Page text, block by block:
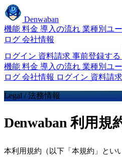
Denwaban
機能 料金 導入の流れ 業種別ユ
ログ 会社情報
ログイン 資料請求 事前登録する
機能 料金 導入の流れ 業種別ユ
ログ 会社情報 ログイン 資料請求
Legal / 法務情報
Denwaban 利用規
本利用規約（以下「本規約」とい